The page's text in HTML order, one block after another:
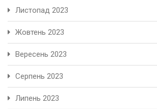
Листопад 2023
Жовтень 2023
Вересень 2023
Серпень 2023
Липень 2023